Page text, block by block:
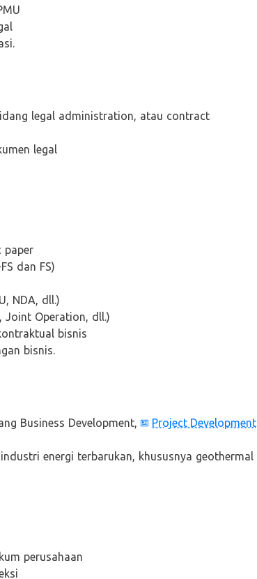
legal administration, atau contract
legal
paper
dan FS)
NDA, dll.)
Joint Operation, dll.)
bisnis
bisnis.
Business Development,
Project Development
energi terbarukan, khususnya geothermal
perusahaan